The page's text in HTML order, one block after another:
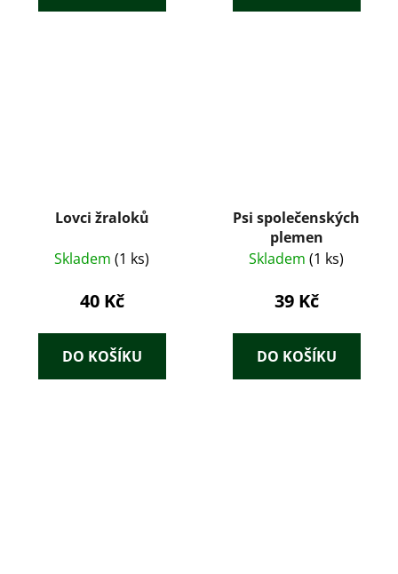
Lovci žraloků
Skladem (1 ks)
40 Kč
DO KOŠÍKU
Psi společenských
plemen
Skladem (1 ks)
39 Kč
DO KOŠÍKU